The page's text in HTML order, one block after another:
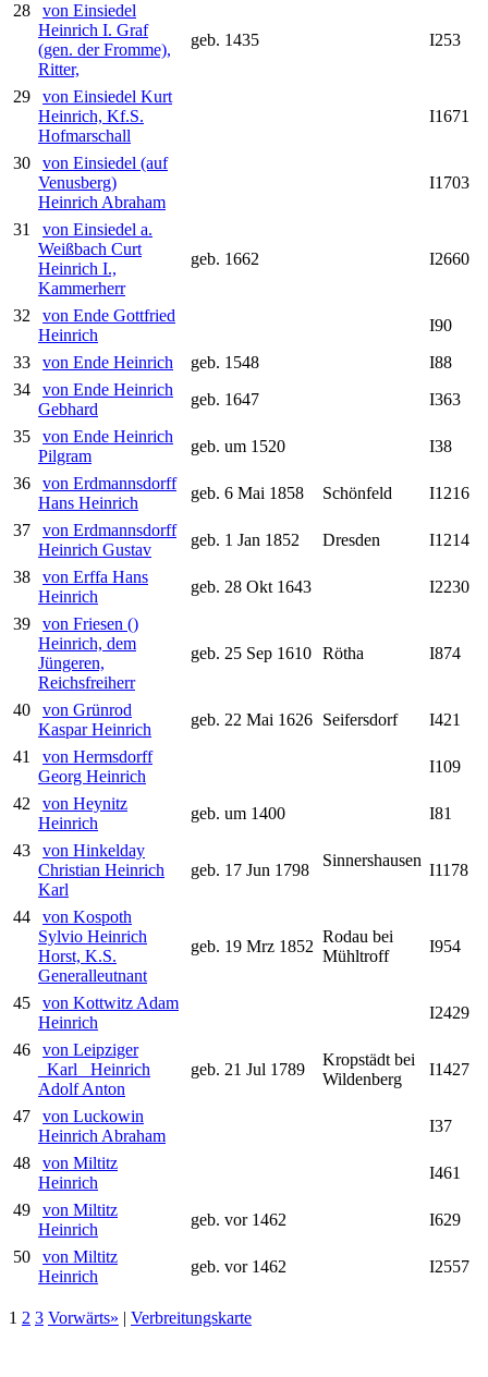
28
von Einsiedel
Heinrich I. Graf
(gen. der Fromme),
Ritter,
geb. 1435 I253
29
von Einsiedel Kurt
Heinrich, Kf.S.
Hofmarschall
I1671
30
von Einsiedel (auf
Venusberg)
Heinrich Abraham
I1703
31
von Einsiedel a.
Weißbach Curt
Heinrich I.,
Kammerherr
geb. 1662 I2660
32
von Ende Gottfried
Heinrich
I90
33
von Ende Heinrich geb. 1548
I88
34
von Ende Heinrich
Gebhard
geb. 1647
I363
35
von Ende Heinrich
Pilgram
geb. um 1520
I38
36
von Erdmannsdorff
Hans Heinrich
geb. 6 Mai 1858 Schönfeld
I1216
37
von Erdmannsdorff
Heinrich Gustav
geb. 1 Jan 1852 Dresden
I1214
38
von Erffa Hans
Heinrich
geb. 28 Okt 1643
I2230
39
von Friesen ()
Heinrich, dem
Jüngeren,
Reichsfreiherr
geb. 25 Sep 1610 Rötha I874
40
von Grünrod
Kaspar Heinrich
geb. 22 Mai 1626 Seifersdorf
I421
41
von Hermsdorff
Georg Heinrich
I109
42
von Heynitz
Heinrich
geb. um 1400
I81
43
von Hinkelday
Christian Heinrich
Karl
geb. 17 Jun 1798
Sinnershausen
I1178
44
von Kospoth
Sylvio Heinrich
Horst, K.S.
Generalleutnant
geb. 19 Mrz 1852
Rodau bei
Mühltroff
I954
45
von Kottwitz Adam
Heinrich
I2429
46
von Leipziger
_Karl_ Heinrich
Adolf Anton
geb. 21 Jul 1789
Kropstädt bei
Wildenberg
I1427
47
von Luckowin
Heinrich Abraham
I37
48
von Miltitz
Heinrich
I461
49
von Miltitz
Heinrich
geb. vor 1462
I629
50
von Miltitz
Heinrich
geb. vor 1462 I2557
1 2 3 Vorwärts» | Verbreitungskarte